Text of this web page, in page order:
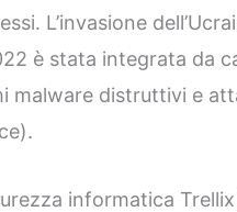
L’invasione
è stata integrata da
malware distruttivi e
informatica